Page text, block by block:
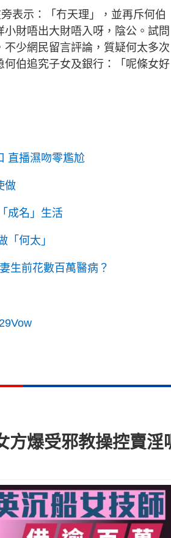
表示：「冇天理」，並再斥何伯
財唔出大財唔入呀，陰公。試問
少網民留言評論，質疑何太多次
伯追究子女及銀行：「呢條女好
直播濕吻零尷尬
做
成名」生活
何太」
生前花數百萬醫病？
爆受邪教操控賣